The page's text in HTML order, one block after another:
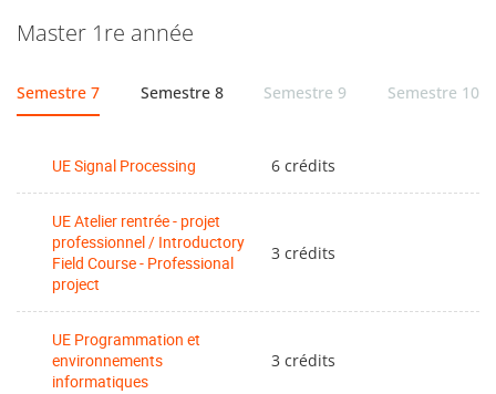
Master 1re année
Semestre 7 Semestre 8 Semestre 9 Semestre 10
UE Signal Processing 6 crédits
UE Atelier rentrée - projet
professionnel / Introductory
Field Course - Professional
project
3 crédits
UE Programmation et
environnements
informatiques
3 crédits